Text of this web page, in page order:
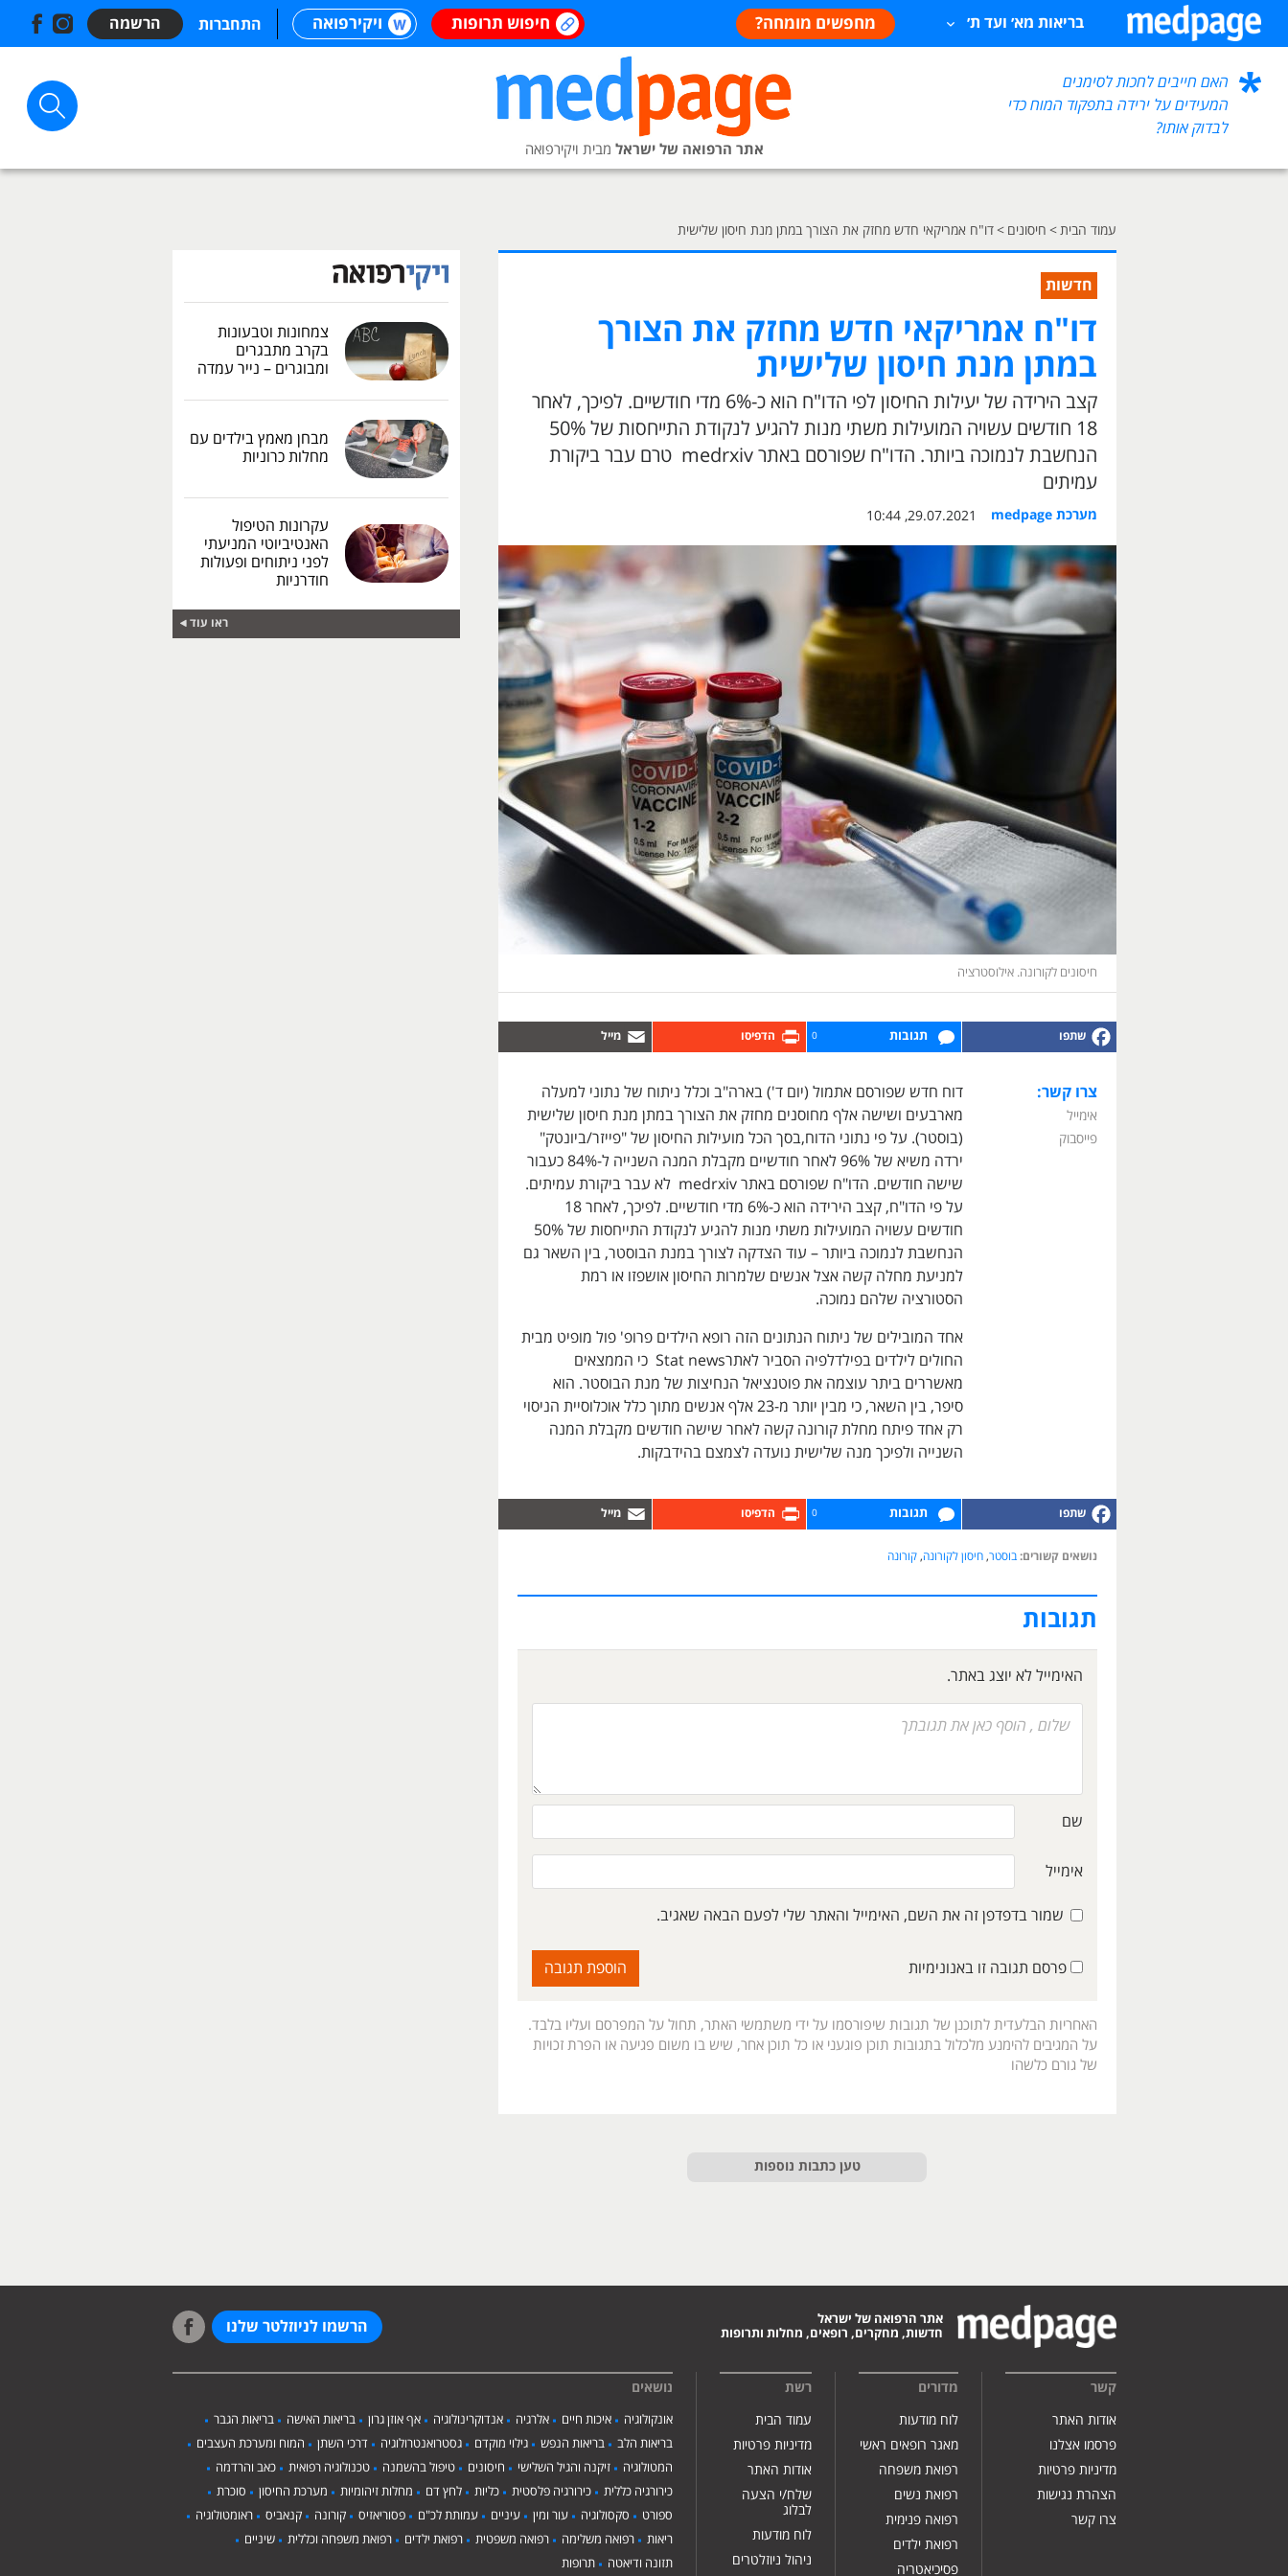
בריאות מא׳ ועד ת׳ מחפשים מומחה? חיפוש תרופות ויקירפואה התחברות הרשמה
האם חייבים לחכות לסימנים
המעידים על ירידה בתפקוד המוח כדי
לבדוק אותו?
אתר הרפואה של ישראל מבית ויקירפואה
עמוד הבית > חיסונים > דו"ח אמריקאי חדש מחזק את הצורך במתן מנת חיסון שלישית
חדשות
דו"ח אמריקאי חדש מחזק את הצורך
במתן מנת חיסון שלישית
קצב הירידה של יעילות החיסון לפי הדו"ח הוא כ-6% מדי חודשיים. לפיכך, לאחר
18 חודשים עשויה המועילות משתי מנות להגיע לנקודת התייחסות של 50%
הנחשבת לנמוכה ביותר. הדו"ח שפורסם באתר medrxiv טרם עבר ביקורת
עמיתים
מערכת medpage 29.07.2021, 10:44
חיסונים לקורונה. אילוסטרציה
תגובות 0
צרו קשר:
אימייל
פייסבוק
דוח חדש שפורסם אתמול (יום ד') בארה"ב וכלל ניתוח של נתוני למעלה
מארבעים ושישה אלף מחוסנים מחזק את הצורך במתן מנת חיסון שלישית
(בוסטר). על פי נתוני הדוח,בסך הכל מועילות החיסון של "פייזר/ביונטק"
ירדה משיא של 96% לאחר חודשיים מקבלת המנה השנייה ל-84% כעבור
שישה חודשים. הדו"ח שפורסם באתר medrxiv לא עבר ביקורת עמיתים.
על פי הדו"ח, קצב הירידה הוא כ-6% מדי חודשיים. לפיכך, לאחר 18
חודשים עשויה המועילות משתי מנות להגיע לנקודת התייחסות של 50%
הנחשבת לנמוכה ביותר – עוד הצדקה לצורך במנת הבוסטר, בין השאר גם
למניעת מחלה קשה אצל אנשים שלמרות החיסון אושפזו או רמת
הסטורציה שלהם נמוכה.
אחד המובילים של ניתוח הנתונים הזה רופא הילדים פרופ' פול מופיט מבית
החולים לילדים בפילדלפיה הסביר לאתרStat news כי הממצאים
מאשררים ביתר עוצמה את פוטנציאל הנחיצות של מנת הבוסטר. הוא
סיפר, בין השאר, כי מבין יותר מ-23 אלף אנשים מתוך כלל אוכלוסיית הניסוי
רק אחד פיתח מחלת קורונה קשה לאחר שישה חודשים מקבלת המנה
השנייה ולפיכך מנה שלישית נועדה לצמצם בהידבקות.
תגובות 0
נושאים קשורים: בוסטר,חיסון לקורונה,קורונה
תגובות
האימייל לא יוצג באתר.
שם
אימייל
שמור בדפדפן זה את השם, האימייל והאתר שלי לפעם הבאה שאגיב.
פרסם תגובה זו באנונימיות
האחריות הבלעדית לתוכנן של תגובות שיפורסמו על ידי משתמשי האתר, תחול על המפרסם ועליו בלבד.
על המגיבים להימנע מלכלול בתגובות תוכן פוגעני או כל תוכן אחר, שיש בו משום פגיעה או הפרת זכויות
של גורם כלשהו
טען כתבות נוספות
צמחונות וטבעונות
בקרב מתבגרים
ומבוגרים – נייר עמדה
מבחן מאמץ בילדים עם
מחלות כרוניות
עקרונות הטיפול
האנטיביוטי המניעתי
לפני ניתוחים ופעולות
חודרניות
ראו עוד
אתר הרפואה של ישראל
חדשות, מחקרים, רופאים, מחלות ותרופות
הרשמו לניוזלטר שלנו
קשר
אודות האתר
פרסמו אצלנו
מדיניות פרטיות
הצהרת נגישות
צרו קשר
מדורים
לוח מודעות
מאגר רופאים ראשי
רפואת משפחה
רפואת נשים
רפואה פנימית
רפואת ילדים
פסיכיאטריה
רשת
עמוד הבית
מדיניות פרטיות
אודות האתר
שלח/י הצעה
לבלוג
לוח מודעות
ניהול ניוזלטרים
נושאים
אונקולוגיה איכות חיים אלרגיה אנדוקרינולוגיה אף אוזן גרון בריאות האישה
בריאות הגבר
בריאות הלב
בריאות הנפש גילוי מוקדם גסטרואנטרולוגיה דרכי השתן
המוח ומערכת העצבים
המטולוגיה
זיקנה והגיל השלישי חיסונים טיפול בהשמנה טכנולוגיה רפואית
כאב והרדמה
כירורגיה כללית
כירורגיה פלסטית כליות לחץ דם מחלות זיהומיות מערכת החיסון
סוכרת
ספורט
סקסולוגיה עור ומין עיניים עמותת לכ"ם פסוריאזיס קורונה קנאביס
ראומטולוגיה
ריאות
רפואה משלימה רפואה משפטית רפואת ילדים רפואת משפחה וכללית
שיניים
תזונה ודיאטה
תרופות